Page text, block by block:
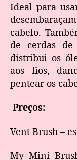
Ideal para
cabelo.
de cerdas
distribui os
aos fios,
pentear os
Preços:
Vent Brush –
My Mini